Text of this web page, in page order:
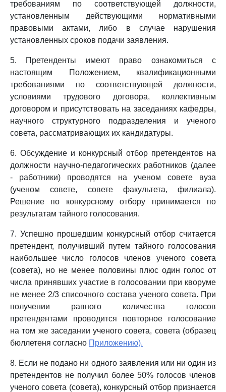
требованиям по соответствующей должности,
установленным действующими нормативными
правовыми актами, либо в случае нарушения
установленных сроков подачи заявления.
5. Претенденты имеют право ознакомиться с
настоящим Положением, квалификационными
требованиями по соответствующей должности,
условиями трудового договора, коллективным
договором и присутствовать на заседаниях кафедры,
научного структурного подразделения и ученого
совета, рассматривающих их кандидатуры.
6. Обсуждение и конкурсный отбор претендентов на
должности научно-педагогических работников (далее
- работники) проводятся на ученом совете вуза
(ученом совете, совете факультета, филиала).
Решение по конкурсному отбору принимается по
результатам тайного голосования.
7. Успешно прошедшим конкурсный отбор считается
претендент, получивший путем тайного голосования
наибольшее число голосов членов ученого совета
(совета), но не менее половины плюс один голос от
числа принявших участие в голосовании при кворуме
не менее 2/3 списочного состава ученого совета. При
получении равного количества голосов
претендентами проводится повторное голосование
на том же заседании ученого совета, совета (образец
бюллетеня согласно Приложению).
8. Если не подано ни одного заявления или ни один из
претендентов не получил более 50% голосов членов
ученого совета (совета), конкурсный отбор признается